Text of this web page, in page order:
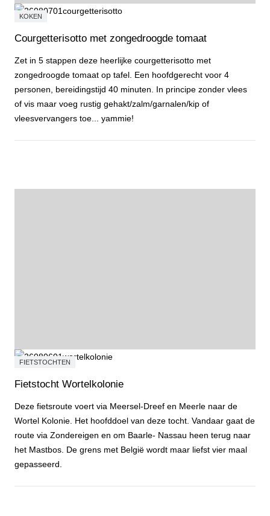
KOKEN
Courgetterisotto met zongedroogde tomaat
Zet in 5 stappen deze heerlijke courgetterisotto met
zongedroogde tomaat op tafel. Een hoofdgerecht voor 4
personen, bereidingstijd 40 minuten. In principe zonder vlees
of vis maar voeg rustig gehakt/zalm/garnalen/kip of
vleesvervangers toe... yammie!
FIETSTOCHTEN
Fietstocht Wortelkolonie
Deze fietsroute voert via Meersel-Dreef en Meerle naar de
Wortel Kolonie. Het hoofddoel van deze tocht. Vandaar gaat de
route via Zondereigen en om Baarle- Nassau heen terug naar
het Mastbos. De grens met België wordt maar liefst vier maal
gepasseerd.